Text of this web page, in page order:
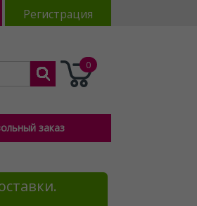
Регистрация
0
заказ